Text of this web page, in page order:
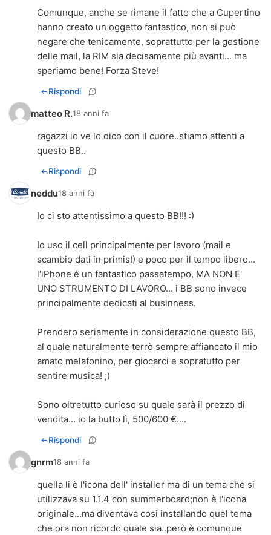
Comunque, anche se rimane il fatto che a Cupertino
hanno creato un oggetto fantastico, non si può
negare che tenicamente, soprattutto per la gestione
delle mail, la RIM sia decisamente più avanti... ma
speriamo bene! Forza Steve!
Rispondi
matteo R.18 anni fa
ragazzi io ve lo dico con il cuore..stiamo attenti a
questo BB..
Rispondi
neddu18 anni fa
Io ci sto attentissimo a questo BB!!! :)
Io uso il cell principalmente per lavoro (mail e
scambio dati in primis!) e poco per il tempo libero...
l'iPhone é un fantastico passatempo, MA NON E'
UNO STRUMENTO DI LAVORO... i BB sono invece
principalmente dedicati al businness.
Prendero seriamente in considerazione questo BB,
al quale naturalmente terrò sempre affiancato il mio
amato melafonino, per giocarci e sopratutto per
sentire musica! ;)
Sono oltretutto curioso su quale sarà il prezzo di
vendita... io la butto lì, 500/600 €....
Rispondi
gnrm18 anni fa
quella li è l'icona dell' installer ma di un tema che si
utilizzava su 1.1.4 con summerboard;non è l'icona
originale...ma diventava cosi installando quel tema
che ora non ricordo quale sia..però è comunque